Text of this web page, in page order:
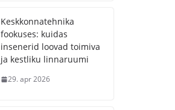
Keskkonnatehnika
fookuses: kuidas
insenerid loovad toimiva
ja kestliku linnaruumi
29. apr 2026